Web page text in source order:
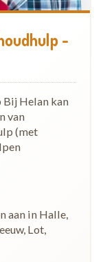
-
Helan kan
van
(met
aan in Halle,
Lot,